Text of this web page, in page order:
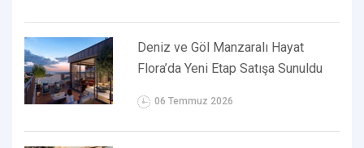
Deniz ve Göl Manzaralı Hayat
Flora’da Yeni Etap Satışa Sunuldu
06 Temmuz 2026